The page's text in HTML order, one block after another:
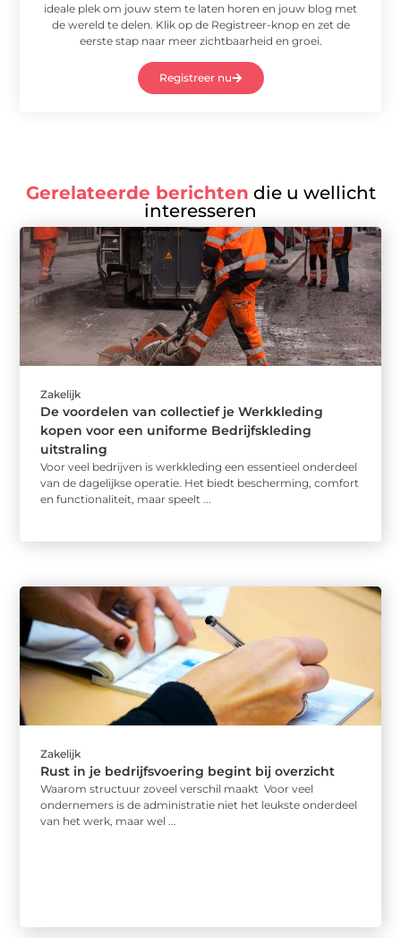
ideale plek om jouw stem te laten horen en jouw blog met
de wereld te delen. Klik op de Registreer-knop en zet de
eerste stap naar meer zichtbaarheid en groei.
Registreer nu
Gerelateerde berichten die u wellicht
interesseren
Zakelijk
De voordelen van collectief je Werkkleding
kopen voor een uniforme Bedrijfskleding
uitstraling
Voor veel bedrijven is werkkleding een essentieel onderdeel
van de dagelijkse operatie. Het biedt bescherming, comfort
en functionaliteit, maar speelt ...
Zakelijk
Rust in je bedrijfsvoering begint bij overzicht
Waarom structuur zoveel verschil maakt Voor veel
ondernemers is de administratie niet het leukste onderdeel
van het werk, maar wel ...